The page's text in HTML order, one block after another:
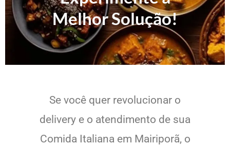
Melhor Solução!
Se você quer revolucionar o
delivery e o atendimento de sua
Comida Italiana em Mairiporã, o